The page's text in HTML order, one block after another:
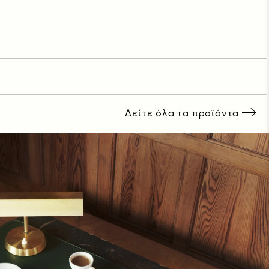
Δείτε όλα τα προϊόντα